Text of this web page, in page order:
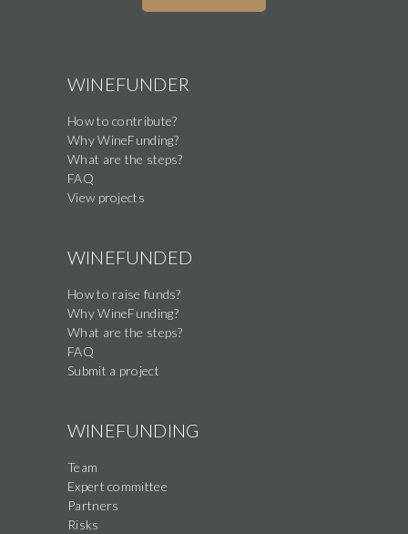
this
field
WINEFUNDER
How to contribute?
Why WineFunding?
What are the steps?
FAQ
View projects
WINEFUNDED
How to raise funds?
Why WineFunding?
What are the steps?
FAQ
Submit a project
WINEFUNDING
Team
Expert committee
Partners
Risks